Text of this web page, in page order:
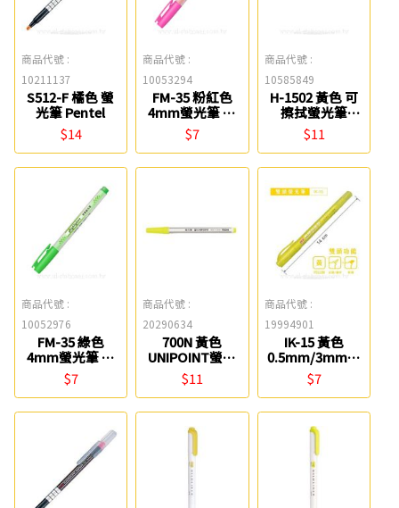
商品代號 :
10211137
S512-F 橘色 螢
光筆 Pentel
$14
商品代號 :
10053294
FM-35 粉紅色
4mm螢光筆 雄
獅
$7
商品代號 :
10585849
H-1502 黃色 可
擦拭螢光筆
TEMPO
$11
商品代號 :
10052976
FM-35 綠色
4mm螢光筆 雄
獅
$7
商品代號 :
20290634
700N 黃色
UNIPOINT螢光
筆 優點
$11
商品代號 :
19994901
IK-15 黃色
0.5mm/3mm雙
頭螢光筆 SKB
$7